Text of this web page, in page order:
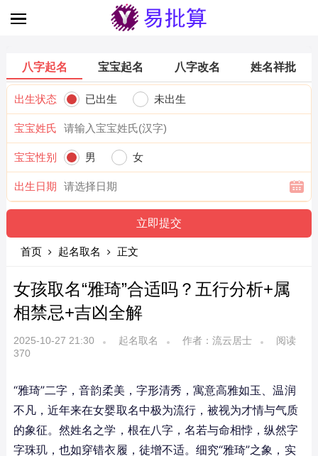
八字起名 宝宝起名 八字改名 姓名祥批
出生状态 已出生 未出生
宝宝姓氏
宝宝性别 男 女
出生日期
首页 起名取名 正文
女孩取名“雅琦”合适吗？五行分析+属
相禁忌+吉凶全解
2025-10-27 21:30 起名取名 作者：流云居士
阅读
370
“雅琦”二字，音韵柔美，字形清秀，寓意高雅如玉、温润
不凡，近年来在女婴取名中极为流行，被视为才情与气质
的象征。然姓名之学，根在八字，名若与命相悖，纵然字
字珠玑，也如穿错衣履，徒增不适。细究“雅琦”之象，实